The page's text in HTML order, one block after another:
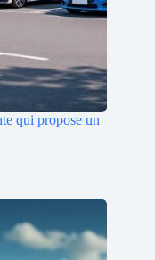
qui propose un